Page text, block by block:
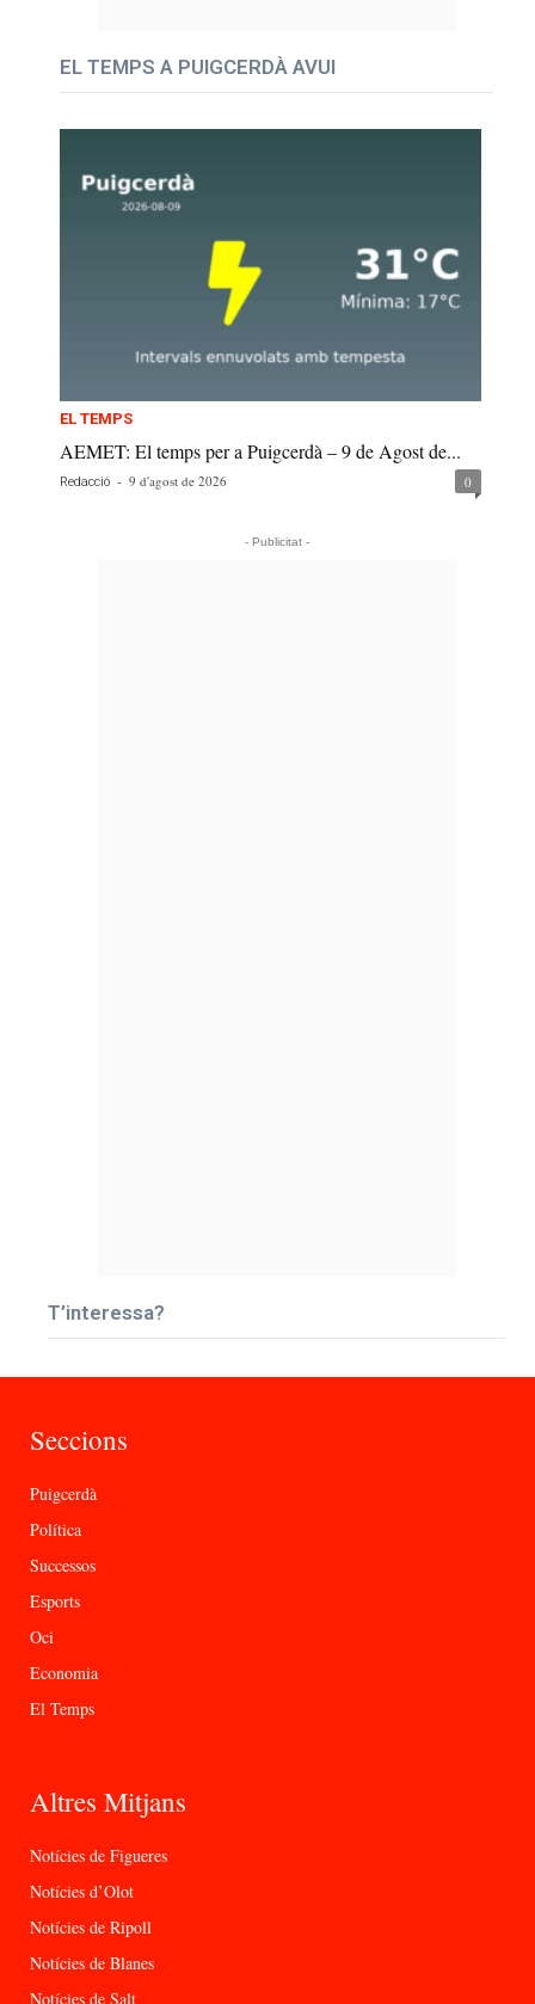
EL TEMPS A PUIGCERDÀ AVUI
EL TEMPS
AEMET: El temps per a Puigcerdà – 9 de Agost de...
Redacció - 9 d'agost de 2026 0
- Publicitat -
T’interessa?
Seccions
Puigcerdà
Política
Successos
Esports
Oci
Economia
El Temps
Altres Mitjans
Notícies de Figueres
Notícies d’Olot
Notícies de Ripoll
Notícies de Blanes
Notícies de Salt